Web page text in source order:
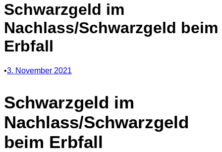
Schwarzgeld im
Nachlass/Schwarzgeld beim
Erbfall
•3. November 2021
Schwarzgeld im
Nachlass/Schwarzgeld
beim Erbfall